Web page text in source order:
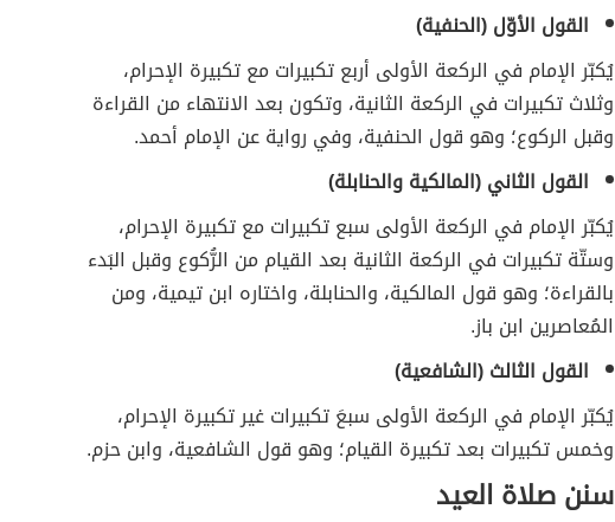
القول الأوّل (الحنفية)
يُكبّر الإمام في الركعة الأولى أربع تكبيرات مع تكبيرة الإحرام،
وثلاث تكبيرات في الركعة الثانية، وتكون بعد الانتهاء من القراءة
وقبل الركوع؛ وهو قول الحنفية، وفي رواية عن الإمام أحمد.
القول الثاني (المالكية والحنابلة)
يُكبّر الإمام في الركعة الأولى سبع تكبيرات مع تكبيرة الإحرام،
وستّة تكبيرات في الركعة الثانية بعد القيام من الرُّكوع وقبل البَدء
بالقراءة؛ وهو قول المالكية، والحنابلة، واختاره ابن تيمية، ومن
المُعاصرين ابن باز.
القول الثالث (الشافعية)
يُكبّر الإمام في الركعة الأولى سبعَ تكبيرات غير تكبيرة الإحرام،
وخمس تكبيرات بعد تكبيرة القيام؛ وهو قول الشافعية، وابن حزم.
سنن صلاة العيد